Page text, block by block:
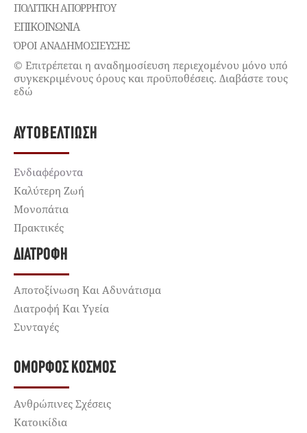
ΠΟΛΙΤΙΚΉ ΑΠΟΡΡΉΤΟΥ
ΕΠΙΚΟΙΝΩΝΊΑ
ΌΡΟΙ ΑΝΑΔΗΜΟΣΙΕΥΣΗΣ
© Επιτρέπεται η αναδημοσίευση περιεχομένου μόνο υπό
συγκεκριμένους όρους και προϋποθέσεις. Διαβάστε τους
εδώ
ΑΥΤΟΒΕΛΤΊΩΣΗ
Ενδιαφέροντα
Καλύτερη Ζωή
Μονοπάτια
Πρακτικές
ΔΙΑΤΡΟΦΉ
Αποτοξίνωση Και Αδυνάτισμα
Διατροφή Και Υγεία
Συνταγές
ΌΜΟΡΦΟΣ ΚΌΣΜΟΣ
Ανθρώπινες Σχέσεις
Κατοικίδια